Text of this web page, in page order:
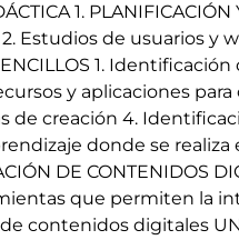
1.
Estudios de usuarios y
1.
y aplicaciones
de creación 4.
donde se realiza
DE CONTENIDOS
que permiten la
contenidos digitales